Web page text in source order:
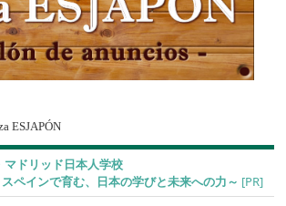
ESJAPÓN
ドリッド日本人学校
スペインで育む、日本の学びと未来への力～ [PR]